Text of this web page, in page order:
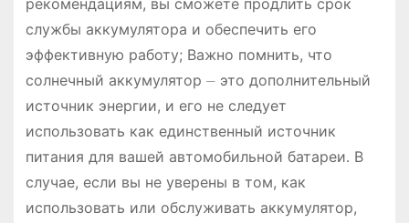
рекомендациям, вы сможете продлить срок
службы аккумулятора и обеспечить его
эффективную работу; Важно помнить, что
солнечный аккумулятор ⏤ это дополнительный
источник энергии, и его не следует
использовать как единственный источник
питания для вашей автомобильной батареи․ В
случае, если вы не уверены в том, как
использовать или обслуживать аккумулятор,